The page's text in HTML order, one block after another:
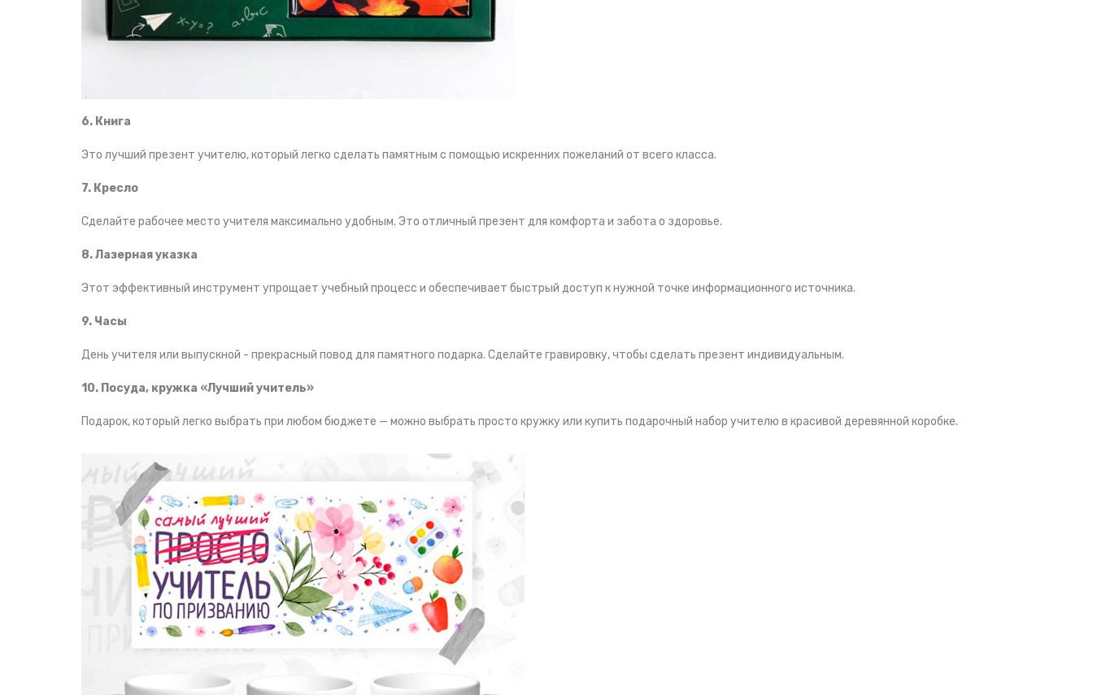
6. Книга
Это лучший презент учителю, который легко сделать памятным с помощью искренних пожеланий от всего класса.
7. Кресло
Сделайте рабочее место учителя максимально удобным. Это отличный презент для комфорта и забота о здоровье.
8. Лазерная указка
Этот эффективный инструмент упрощает учебный процесс и обеспечивает быстрый доступ к нужной точке информационного источника.
9. Часы
День учителя или выпускной - прекрасный повод для памятного подарка. Сделайте гравировку, чтобы сделать презент индивидуальным.
10. Посуда, кружка «Лучший учитель»
Подарок, который легко выбрать при любом бюджете — можно выбрать просто кружку или купить подарочный набор учителю в красивой деревянной коробке.